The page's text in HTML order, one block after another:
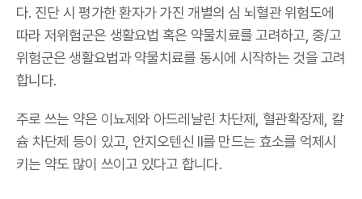
다. 진단 시 평가한 환자가 가진 개별의 심 뇌혈관 위험도에
따라 저위험군은 생활요법 혹은 약물치료를 고려하고, 중/고
위험군은 생활요법과 약물치료를 동시에 시작하는 것을 고려
합니다.
주로 쓰는 약은 이뇨제와 아드레날린 차단제, 혈관확장제, 칼
슘 차단제 등이 있고, 안지오텐신 II를 만드는 효소를 억제시
키는 약도 많이 쓰이고 있다고 합니다.